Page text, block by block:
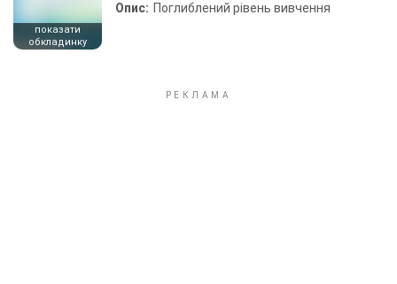
показати
обкладинку
Опис: Поглиблений рівень вивчення